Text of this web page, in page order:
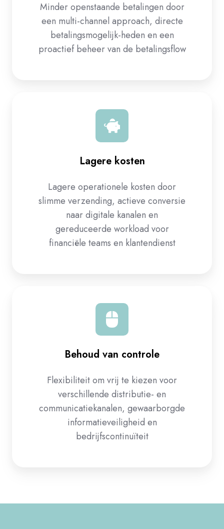
Minder openstaande betalingen door
een multi-channel approach, directe
betalingsmogelijk-heden en een
proactief beheer van de betalingsflow​
Lagere kosten
Lagere operationele kosten door
slimme verzending, actieve conversie
naar digitale kanalen en
gereduceerde workload voor
financiële teams en klantendienst​
Behoud van controle​
Flexibiliteit om vrij te kiezen voor
verschillende distributie- en
communicatiekanalen, gewaarborgde
informatieveiligheid en
bedrijfscontinuïteit​